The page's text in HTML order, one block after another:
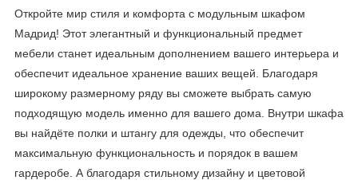
Откройте мир стиля и комфорта с модульным шкафом
Мадрид! Этот элегантный и функциональный предмет
мебели станет идеальным дополнением вашего интерьера и
обеспечит идеальное хранение ваших вещей. Благодаря
широкому размерному ряду вы сможете выбрать самую
подходящую модель именно для вашего дома. Внутри шкафа
вы найдёте полки и штангу для одежды, что обеспечит
максимальную функциональность и порядок в вашем
гардеробе. А благодаря стильному дизайну и цветовой